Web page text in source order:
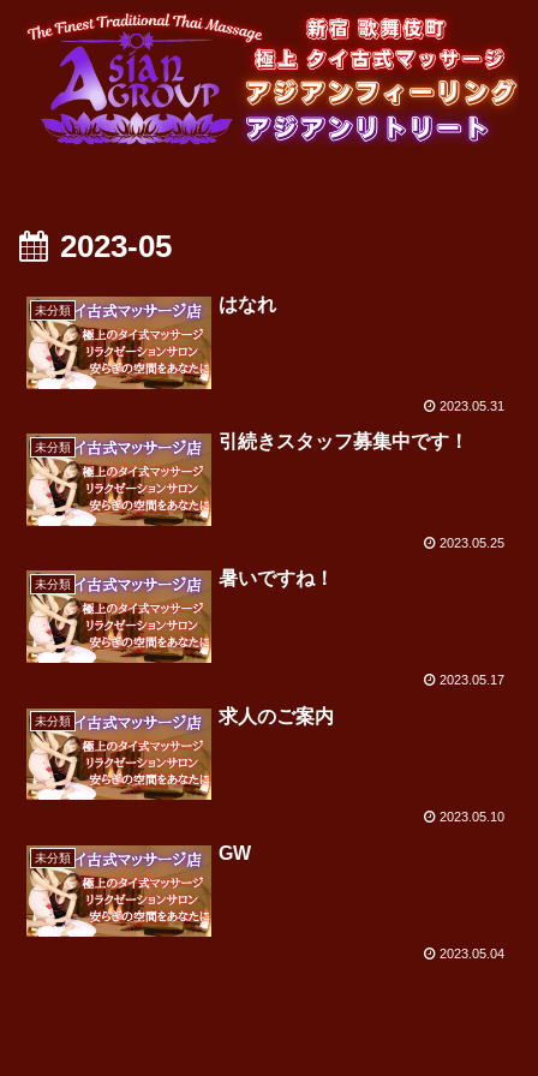
2023-05
未分類 はなれ
2023.05.31
未分類 引続きスタッフ募集中です！
2023.05.25
未分類 暑いですね！
2023.05.17
未分類 求人のご案内
2023.05.10
未分類 GW
2023.05.04